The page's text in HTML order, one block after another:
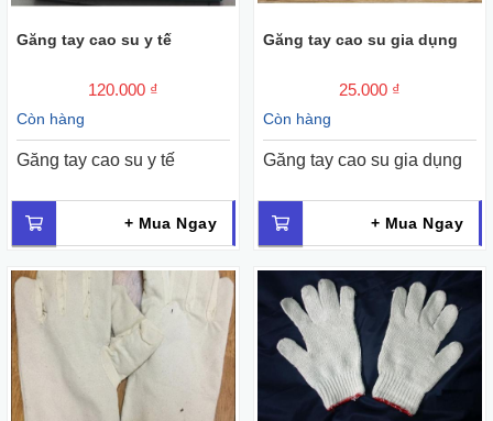
Găng tay cao su y tế
120.000 ₫
Còn hàng
Găng tay cao su y tế
+ Mua Ngay
Găng tay cao su gia dụng
25.000 ₫
Còn hàng
Găng tay cao su gia dụng
+ Mua Ngay